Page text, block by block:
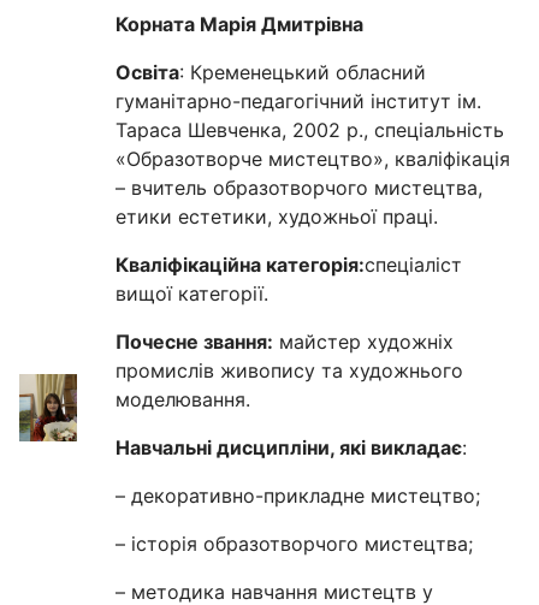
Корната Марія Дмитрівна
Освіта: Кременецький обласний
гуманітарно-педагогічний інститут ім.
Тараса Шевченка, 2002 р., спеціальність
«Образотворче мистецтво», кваліфікація
– вчитель образотворчого мистецтва,
етики естетики, художньої праці.
Кваліфікаційна категорія:спеціаліст
вищої категорії.
Почесне звання: майстер художніх
промислів живопису та художнього
моделювання.
Навчальні дисципліни, які викладає:
– декоративно-прикладне мистецтво;
– історія образотворчого мистецтва;
– методика навчання мистецтв у